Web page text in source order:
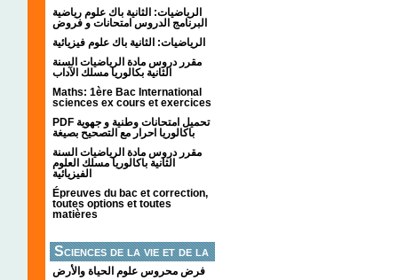
الرياضيات: الثانية باك علوم رياضية
البرنامج الدروس امتحانات و فروض
الرياضيات: الثانية باك علوم فيزيائية
مقرر دروس مادة الرياضيات السنة
الثانية بكالوريا مسلك الآداب
Maths: 1ère Bac International
sciences ex cours et exercices
PDF تحميل امتحانات وطنية و جهوية
باكالوريا احرار مع التصحيح بصيغة
مقرر دروس مادة الرياضيات السنة
الثانية باكالوريا مسلك العلوم
الفيزيائية
Épreuves du bac et correction,
toutes options et toutes
matières
Sciences de la vie et de la
terre
فرض محروس علوم الحياة والأرض